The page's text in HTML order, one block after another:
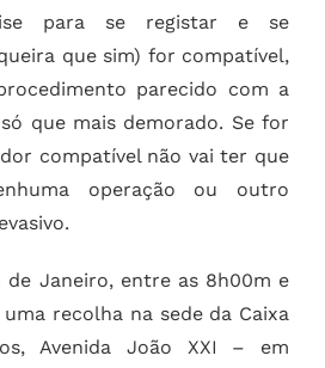
para se registar e se
que sim) for compatível,
parecido com a
que mais demorado. Se for
compatível não vai ter que
operação ou outro
de Janeiro, entre as 8h00m e
uma recolha na sede da Caixa
Avenida João XXI – em